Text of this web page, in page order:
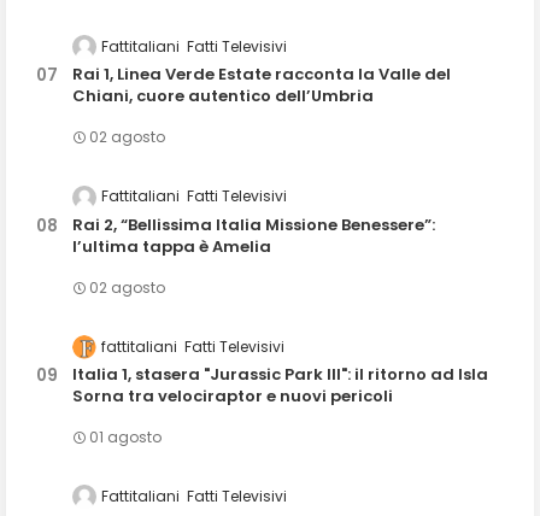
Fattitaliani Fatti Televisivi
Rai 1, Linea Verde Estate racconta la Valle del
Chiani, cuore autentico dell’Umbria
02 agosto
Fattitaliani Fatti Televisivi
Rai 2, “Bellissima Italia Missione Benessere”:
l’ultima tappa è Amelia
02 agosto
fattitaliani Fatti Televisivi
Italia 1, stasera "Jurassic Park III": il ritorno ad Isla
Sorna tra velociraptor e nuovi pericoli
01 agosto
Fattitaliani Fatti Televisivi